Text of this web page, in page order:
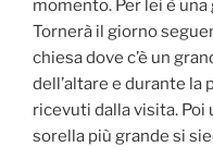
momento. Per lei è
Tornerà il giorno
chiesa dove c’è un
dell’altare e durante la
ricevuti dalla visita. Poi
sorella più grande si